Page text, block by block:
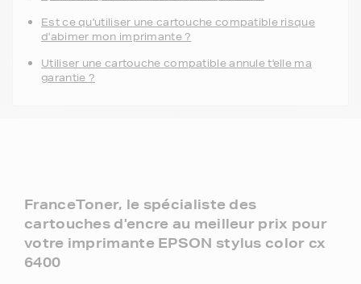
Est ce qu'utiliser une cartouche compatible risque
d'abimer mon imprimante ?
Utiliser une cartouche compatible annule t'elle ma
garantie ?
FranceToner, le spécialiste des
cartouches d'encre au meilleur prix pour
votre imprimante EPSON stylus color cx
6400